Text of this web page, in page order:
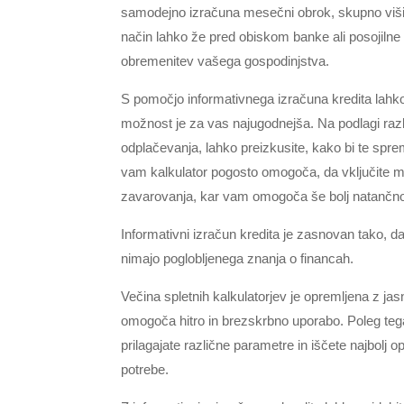
samodejno izračuna mesečni obrok, skupno
način lahko že pred obiskom banke ali
obremenitev vašega gospodinjstva.
S pomočjo informativnega izračuna kredita
možnost je za vas najugodnejša. Na podlagi
odplačevanja, lahko preizkusite, kako bi te
vam kalkulator pogosto omogoča, da vključite
zavarovanja, kar vam omogoča še bolj
Informativni izračun kredita je zasnovan tako,
nimajo poglobljenega znanja o financah.
Večina spletnih kalkulatorjev je opremljena z
omogoča hitro in brezskrbno uporabo. Poleg
prilagajate različne parametre in iščete najbolj
potrebe.